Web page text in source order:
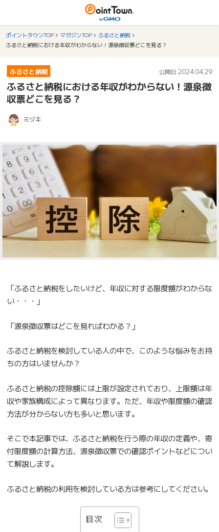
ポイントタウンTOP マガジンTOP
ふるさと納税
ふるさと納税における年収がわからない！源泉徴収票どこを見る？
ふるさと納税 公開日:2024.04.29
ふるさと納税における年収がわからない！源泉徴
収票どこを見る？
ミヅキ
「ふるさと納税をしたいけど、年収に対する限度額がわからな
い・・・」
「源泉徴収票はどこを見ればわかる？」
ふるさと納税を検討している人の中で、このような悩みをお持
ちの方はいませんか？
ふるさと納税の控除額には上限が設定されており、上限額は年
収や家族構成によって異なります。ただ、年収や限度額の確認
方法が分からない方も多いと思います。
そこで本記事では、ふるさと納税を行う際の年収の定義や、寄
付限度額の計算方法、源泉徴収票での確認ポイントなどについ
て解説します。
ふるさと納税の利用を検討している方は参考にしてください。
目次